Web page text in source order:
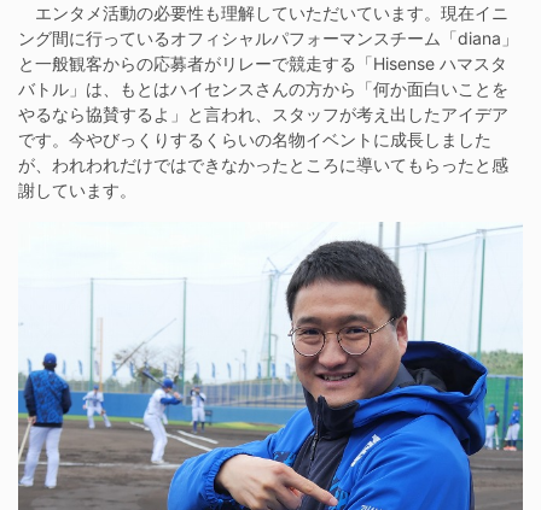
エンタメ活動の必要性も理解していただいています。現在イニ
ング間に行っているオフィシャルパフォーマンスチーム「diana」
と一般観客からの応募者がリレーで競走する「Hisense ハマスタ
バトル」は、もとはハイセンスさんの方から「何か面白いことを
やるなら協賛するよ」と言われ、スタッフが考え出したアイデア
です。今やびっくりするくらいの名物イベントに成長しました
が、われわれだけではできなかったところに導いてもらったと感
謝しています。